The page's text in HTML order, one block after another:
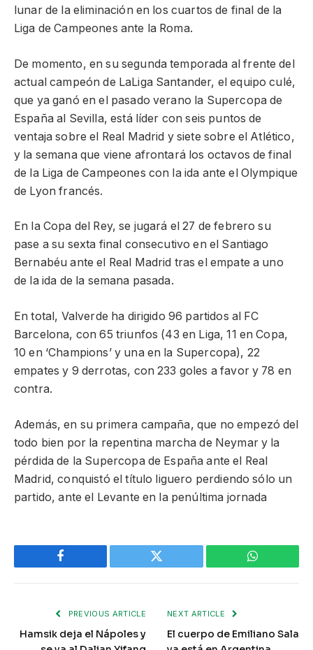
lunar de la eliminación en los cuartos de final de la
Liga de Campeones ante la Roma.
De momento, en su segunda temporada al frente del
actual campeón de LaLiga Santander, el equipo culé,
que ya ganó en el pasado verano la Supercopa de
España al Sevilla, está líder con seis puntos de
ventaja sobre el Real Madrid y siete sobre el Atlético,
y la semana que viene afrontará los octavos de final
de la Liga de Campeones con la ida ante el Olympique
de Lyon francés.
En la Copa del Rey, se jugará el 27 de febrero su
pase a su sexta final consecutivo en el Santiago
Bernabéu ante el Real Madrid tras el empate a uno
de la ida de la semana pasada.
En total, Valverde ha dirigido 96 partidos al FC
Barcelona, con 65 triunfos (43 en Liga, 11 en Copa,
10 en ‘Champions’ y una en la Supercopa), 22
empates y 9 derrotas, con 233 goles a favor y 78 en
contra.
Además, en su primera campaña, que no empezó del
todo bien por la repentina marcha de Neymar y la
pérdida de la Supercopa de España ante el Real
Madrid, conquistó el título liguero perdiendo sólo un
partido, ante el Levante en la penúltima jornada
Facebook Twitter WhatsApp
PREVIOUS ARTICLE
Hamsik deja el Nápoles y
NEXT ARTICLE
El cuerpo de Emiliano Sala